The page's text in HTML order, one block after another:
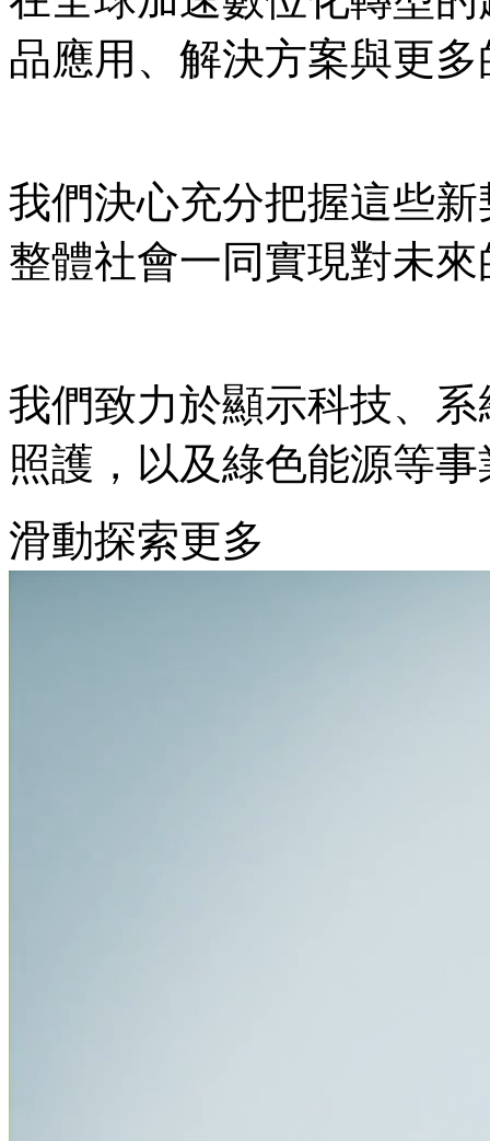
品應用、解決方案與更
我們決心充分把握這些
整體社會一同實現對未
我們致力於顯示科技、
照護，以及綠色能源等
滑動探索更多